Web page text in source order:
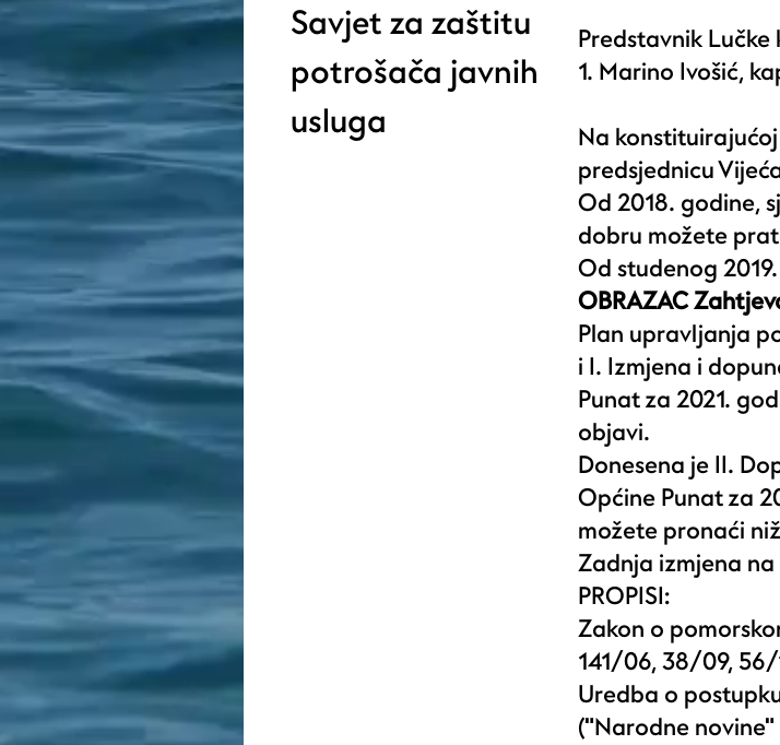
Savjet za zaštitu
potrošača javnih
usluga
Predstavnik
1. Marino Ivošić,
Na
predsjednicu
Od 2018. godine,
dobru možete
Od studenog
OBRAZAC
Plan upravljanja
i I. Izmjena i
Punat za 2021.
objavi.
Donesena je II.
Općine Punat za
možete pronaći
Zadnja izmjena
PROPISI:
Zakon o
141/06, 38/09,
Uredba o
("Narodne